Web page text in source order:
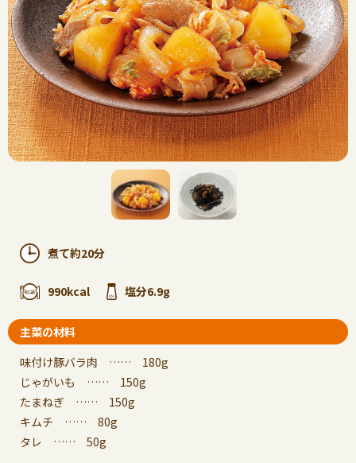
煮て約20分
990kcal 塩分6.9g
主菜の材料
味付け豚バラ肉 …… 180g
じゃがいも …… 150g
たまねぎ …… 150g
キムチ …… 80g
タレ …… 50g